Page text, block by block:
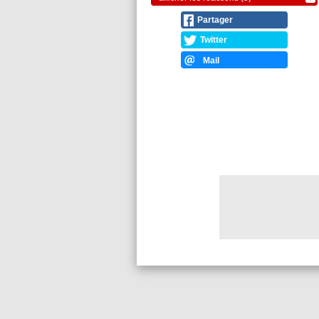
Partager
Twitter
Mail